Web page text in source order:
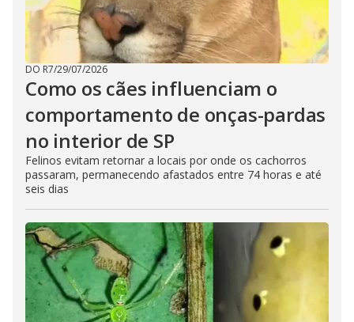
DO R7/29/07/2026
Como os cães influenciam o
comportamento de onças-pardas
no interior de SP
Felinos evitam retornar a locais por onde os cachorros
passaram, permanecendo afastados entre 74 horas e até
seis dias